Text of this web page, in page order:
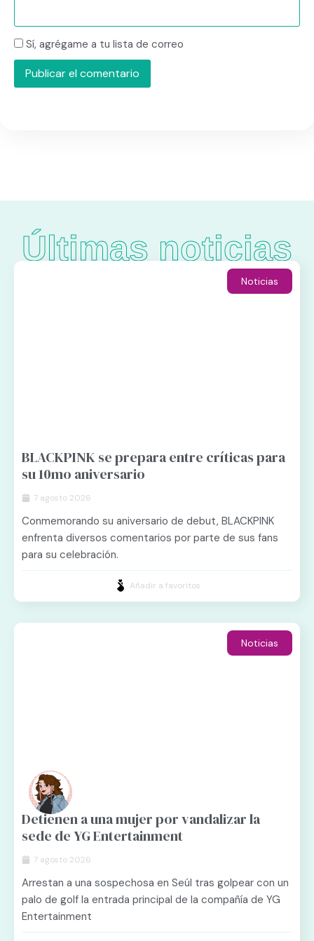
Sí, agrégame a tu lista de correo
Últimas noticias
Noticias
BLACKPINK se prepara entre críticas para
su 10mo aniversario
7 agosto 2026
Conmemorando su aniversario de debut, BLACKPINK
enfrenta diversos comentarios por parte de sus fans
para su celebración.
Añadir a favoritos
Noticias
Detienen a una mujer por vandalizar la
sede de YG Entertainment
7 agosto 2026
Arrestan a una sospechosa en Seúl tras golpear con un
palo de golf la entrada principal de la compañía de YG
Entertainment